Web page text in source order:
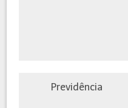
Previdência